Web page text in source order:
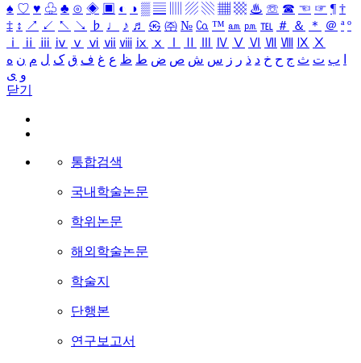
♠ ♡ ♥ ♧ ♣ ⊙ ◈ ▣ ◐ ◑ ▒ ▤ ▨ ▧ ▦ ▩ ♨ ☏ ☎ ☜ ☞ ¶ †
‡ ↕ ↗ ↙ ↖ ↘ ♭ ♩ ♪ ♬ ㉿ ㈜ № ㏇ ™ ㏂ ㏘ ℡ ＃ ＆ ＊ ＠ ª º
ⅰ
ⅱ ⅲ ⅳ ⅴ ⅵ ⅶ ⅷ ⅸ ⅹ Ⅳ Ⅴ Ⅵ Ⅶ Ⅷ Ⅸ Ⅹ
ب ت ث ج ح خ د ذ ر ز س ش ص ض ط ظ ع غ ف ق ک ل م ن ه
و ی
닫기
통합검색
국내학술논문
학위논문
해외학술논문
학술지
단행본
연구보고서